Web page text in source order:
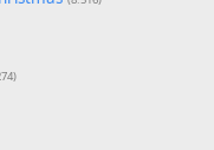
Mạnh Lệ Quân | Intro +